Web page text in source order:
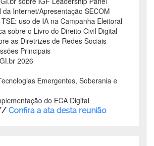
da Internet/Apresentação SECOM
uso de IA na Campanha Eleitoral
sobre o Livro do Direito Civil Digital
as Diretrizes de Redes Sociais
Principais
2026
Emergentes, Soberania e
do ECA Digital
Confira a ata desta reunião